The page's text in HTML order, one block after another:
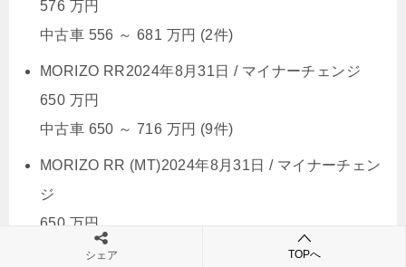
576 万円
中古車 556 ～ 681 万円 (2件)
MORIZO RR2024年8月31日 / マイナーチェンジ
650 万円
中古車 650 ～ 716 万円 (9件)
MORIZO RR (MT)2024年8月31日 / マイナーチェン
ジ
650 万円
619
シェア TOPへ